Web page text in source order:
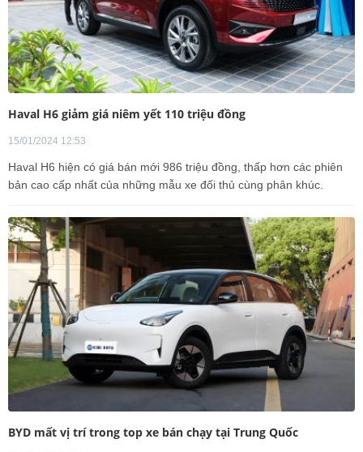
Haval H6 giảm giá niêm yết 110 triệu đồng
15/01/2024 12:53
Haval H6 hiện có giá bán mới 986 triệu đồng, thấp hơn các phiên
bản cao cấp nhất của những mẫu xe đối thủ cùng phân khúc.
BYD mất vị trí trong top xe bán chạy tại Trung Quốc